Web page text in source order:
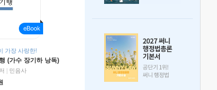
가장 사랑한!
(가수 장기하 낭독)
민음사